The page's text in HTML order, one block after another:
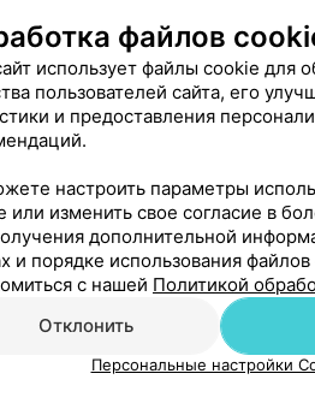
я детская поликлиника»
Ясли-сад № 65 для детей с
городская клиническая
клинический медицинский
файлов
использует файлы cookie для
пользователей сайта, его
и предоставления
настроить параметры
или изменить свое согласие в
дополнительной
и порядке использования
с нашей Политикой
Отклонить
Персональные настройки